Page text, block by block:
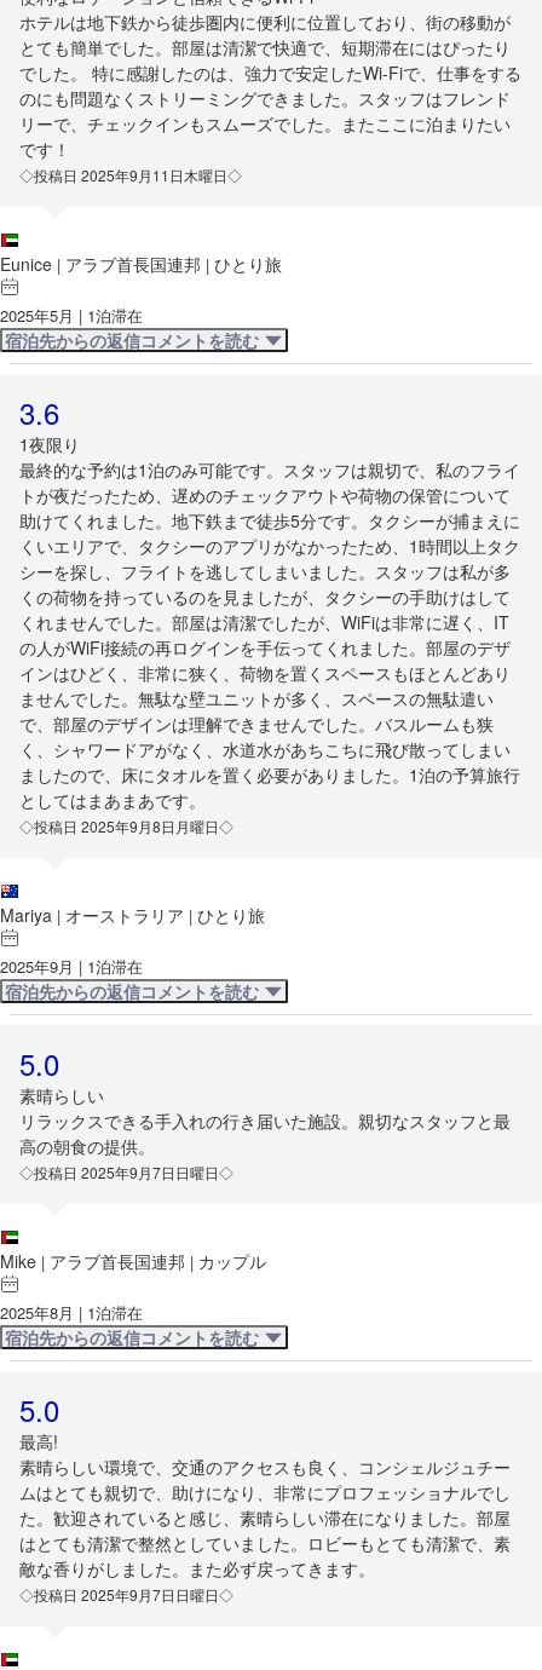
ホテルは地下鉄から徒歩圏内に便利に位置しており、街の移動が
とても簡単でした。部屋は清潔で快適で、短期滞在にはぴったり
でした。 特に感謝したのは、強力で安定したWi-Fiで、仕事をする
のにも問題なくストリーミングできました。スタッフはフレンド
リーで、チェックインもスムーズでした。またここに泊まりたい
です！
◇投稿日 2025年9月11日木曜日◇
Eunice | アラブ首長国連邦 | ひとり旅
2025年5月 | 1泊滞在
宿泊先からの返信コメントを読む
3.6
1夜限り
最終的な予約は1泊のみ可能です。スタッフは親切で、私のフライ
トが夜だったため、遅めのチェックアウトや荷物の保管について
助けてくれました。地下鉄まで徒歩5分です。タクシーが捕まえに
くいエリアで、タクシーのアプリがなかったため、1時間以上タク
シーを探し、フライトを逃してしまいました。スタッフは私が多
くの荷物を持っているのを見ましたが、タクシーの手助けはして
くれませんでした。部屋は清潔でしたが、WiFiは非常に遅く、IT
の人がWiFi接続の再ログインを手伝ってくれました。部屋のデザ
インはひどく、非常に狭く、荷物を置くスペースもほとんどあり
ませんでした。無駄な壁ユニットが多く、スペースの無駄遣い
で、部屋のデザインは理解できませんでした。バスルームも狭
く、シャワードアがなく、水道水があちこちに飛び散ってしまい
ましたので、床にタオルを置く必要がありました。1泊の予算旅行
としてはまあまあです。
◇投稿日 2025年9月8日月曜日◇
Mariya | オーストラリア | ひとり旅
2025年9月 | 1泊滞在
宿泊先からの返信コメントを読む
5.0
素晴らしい
リラックスできる手入れの行き届いた施設。親切なスタッフと最
高の朝食の提供。
◇投稿日 2025年9月7日日曜日◇
Mike | アラブ首長国連邦 | カップル
2025年8月 | 1泊滞在
宿泊先からの返信コメントを読む
5.0
最高!
素晴らしい環境で、交通のアクセスも良く、コンシェルジュチー
ムはとても親切で、助けになり、非常にプロフェッショナルでし
た。歓迎されていると感じ、素晴らしい滞在になりました。部屋
はとても清潔で整然としていました。ロビーもとても清潔で、素
敵な香りがしました。また必ず戻ってきます。
◇投稿日 2025年9月7日日曜日◇